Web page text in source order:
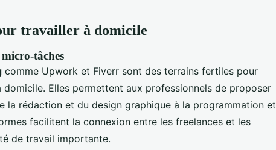
travailler à domicile
tâches
comme Upwork et Fiverr sont des terrains fertiles pour
Elles permettent aux professionnels de proposer
la rédaction et du design graphique à la programmation et
facilitent la connexion entre les freelances et les
de travail importante.